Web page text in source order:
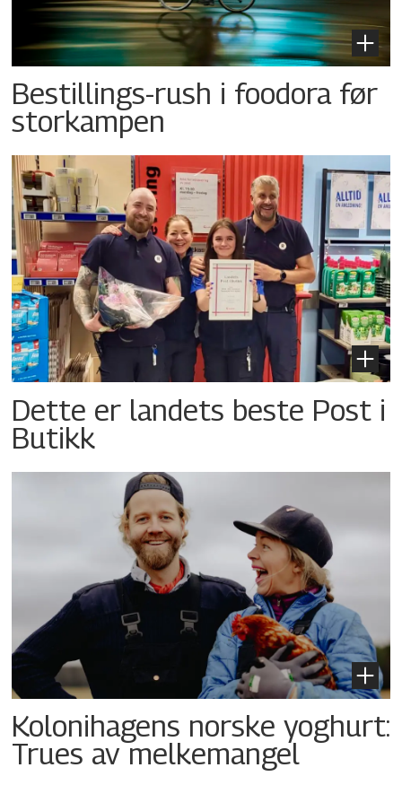
Bestillings-rush i foodora før
storkampen
Dette er landets beste Post i
Butikk
Kolonihagens norske yoghurt:
Trues av melkemangel